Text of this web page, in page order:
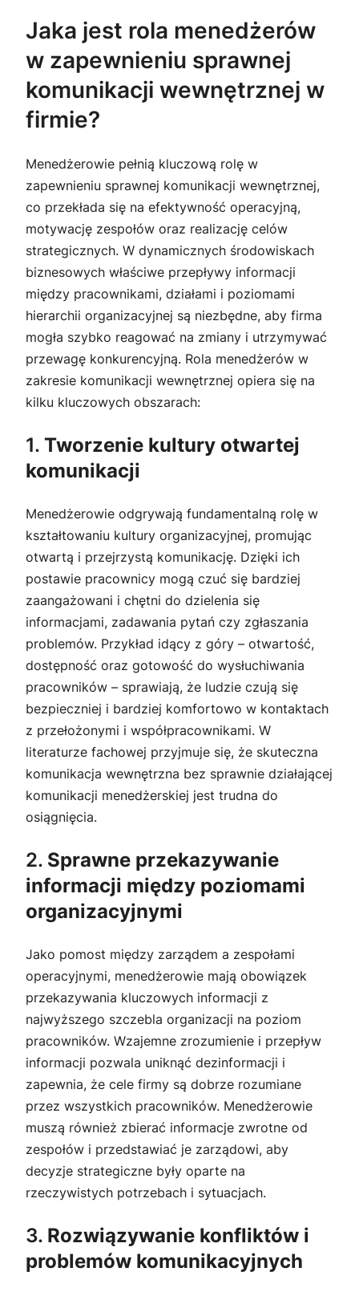
Jaka jest rola menedżerów
w zapewnieniu sprawnej
komunikacji wewnętrznej w
firmie?
Menedżerowie pełnią kluczową rolę w
zapewnieniu sprawnej komunikacji wewnętrznej,
co przekłada się na efektywność operacyjną,
motywację zespołów oraz realizację celów
strategicznych. W dynamicznych środowiskach
biznesowych właściwe przepływy informacji
między pracownikami, działami i poziomami
hierarchii organizacyjnej są niezbędne, aby firma
mogła szybko reagować na zmiany i utrzymywać
przewagę konkurencyjną. Rola menedżerów w
zakresie komunikacji wewnętrznej opiera się na
kilku kluczowych obszarach:
1. Tworzenie kultury otwartej
komunikacji
Menedżerowie odgrywają fundamentalną rolę w
kształtowaniu kultury organizacyjnej, promując
otwartą i przejrzystą komunikację. Dzięki ich
postawie pracownicy mogą czuć się bardziej
zaangażowani i chętni do dzielenia się
informacjami, zadawania pytań czy zgłaszania
problemów. Przykład idący z góry – otwartość,
dostępność oraz gotowość do wysłuchiwania
pracowników – sprawiają, że ludzie czują się
bezpieczniej i bardziej komfortowo w kontaktach
z przełożonymi i współpracownikami. W
literaturze fachowej przyjmuje się, że skuteczna
komunikacja wewnętrzna bez sprawnie działającej
komunikacji menedżerskiej jest trudna do
osiągnięcia.
2. Sprawne przekazywanie
informacji między poziomami
organizacyjnymi
Jako pomost między zarządem a zespołami
operacyjnymi, menedżerowie mają obowiązek
przekazywania kluczowych informacji z
najwyższego szczebla organizacji na poziom
pracowników. Wzajemne zrozumienie i przepływ
informacji pozwala uniknąć dezinformacji i
zapewnia, że cele firmy są dobrze rozumiane
przez wszystkich pracowników. Menedżerowie
muszą również zbierać informacje zwrotne od
zespołów i przedstawiać je zarządowi, aby
decyzje strategiczne były oparte na
rzeczywistych potrzebach i sytuacjach.
3. Rozwiązywanie konfliktów i
problemów komunikacyjnych